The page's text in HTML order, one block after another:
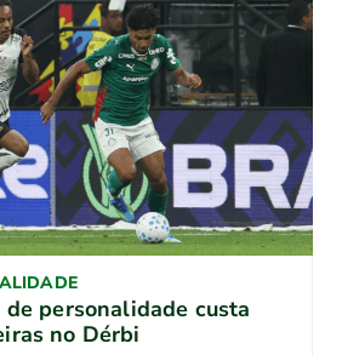
personalidade custa
no Dérbi